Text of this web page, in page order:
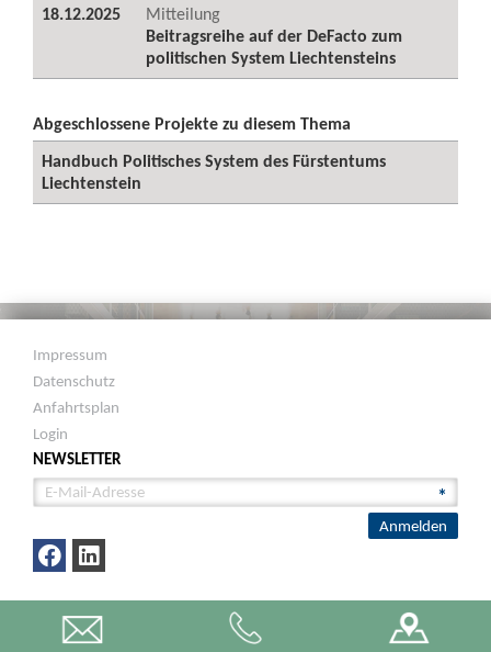
18.12.2025
Mitteilung
Beitragsreihe auf der DeFacto zum
politischen System Liechtensteins
Abgeschlossene Projekte zu diesem Thema
Handbuch Politisches System des Fürstentums
Liechtenstein
Impressum
Datenschutz
Anfahrtsplan
Login
NEWSLETTER